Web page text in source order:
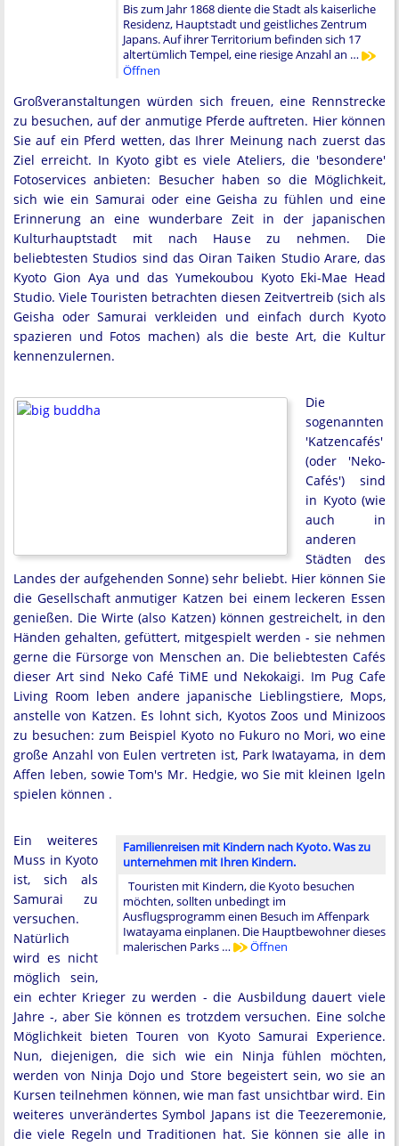
Bis zum Jahr 1868 diente die Stadt als kaiserliche
Residenz, Hauptstadt und geistliches Zentrum
Japans. Auf ihrer Territorium befinden sich 17
altertümlich Tempel, eine riesige Anzahl an …
Öffnen
Großveranstaltungen würden sich freuen, eine Rennstrecke
zu besuchen, auf der anmutige Pferde auftreten. Hier können
Sie auf ein Pferd wetten, das Ihrer Meinung nach zuerst das
Ziel erreicht. In Kyoto gibt es viele Ateliers, die 'besondere'
Fotoservices anbieten: Besucher haben so die Möglichkeit,
sich wie ein Samurai oder eine Geisha zu fühlen und eine
Erinnerung an eine wunderbare Zeit in der japanischen
Kulturhauptstadt mit nach Hause zu nehmen. Die
beliebtesten Studios sind das Oiran Taiken Studio Arare, das
Kyoto Gion Aya und das Yumekoubou Kyoto Eki-Mae Head
Studio. Viele Touristen betrachten diesen Zeitvertreib (sich als
Geisha oder Samurai verkleiden und einfach durch Kyoto
spazieren und Fotos machen) als die beste Art, die Kultur
kennenzulernen.
Die
sogenannten
'Katzencafés'
(oder 'Neko-
Cafés') sind
in Kyoto (wie
auch in
anderen
Städten des
Landes der aufgehenden Sonne) sehr beliebt. Hier können Sie
die Gesellschaft anmutiger Katzen bei einem leckeren Essen
genießen. Die Wirte (also Katzen) können gestreichelt, in den
Händen gehalten, gefüttert, mitgespielt werden - sie nehmen
gerne die Fürsorge von Menschen an. Die beliebtesten Cafés
dieser Art sind Neko Café TiME und Nekokaigi. Im Pug Cafe
Living Room leben andere japanische Lieblingstiere, Mops,
anstelle von Katzen. Es lohnt sich, Kyotos Zoos und Minizoos
zu besuchen: zum Beispiel Kyoto no Fukuro no Mori, wo eine
große Anzahl von Eulen vertreten ist, Park Iwatayama, in dem
Affen leben, sowie Tom's Mr. Hedgie, wo Sie mit kleinen Igeln
spielen können .
Familienreisen mit Kindern nach Kyoto. Was zu
unternehmen mit Ihren Kindern.
Touristen mit Kindern, die Kyoto besuchen
möchten, sollten unbedingt im
Ausflugsprogramm einen Besuch im Affenpark
Iwatayama einplanen. Die Hauptbewohner dieses
malerischen Parks …
Öffnen
Ein weiteres
Muss in Kyoto
ist, sich als
Samurai zu
versuchen.
Natürlich
wird es nicht
möglich sein,
ein echter Krieger zu werden - die Ausbildung dauert viele
Jahre -, aber Sie können es trotzdem versuchen. Eine solche
Möglichkeit bieten Touren von Kyoto Samurai Experience.
Nun, diejenigen, die sich wie ein Ninja fühlen möchten,
werden von Ninja Dojo und Store begeistert sein, wo sie an
Kursen teilnehmen können, wie man fast unsichtbar wird. Ein
weiteres unverändertes Symbol Japans ist die Teezeremonie,
die viele Regeln und Traditionen hat. Sie können sie alle in